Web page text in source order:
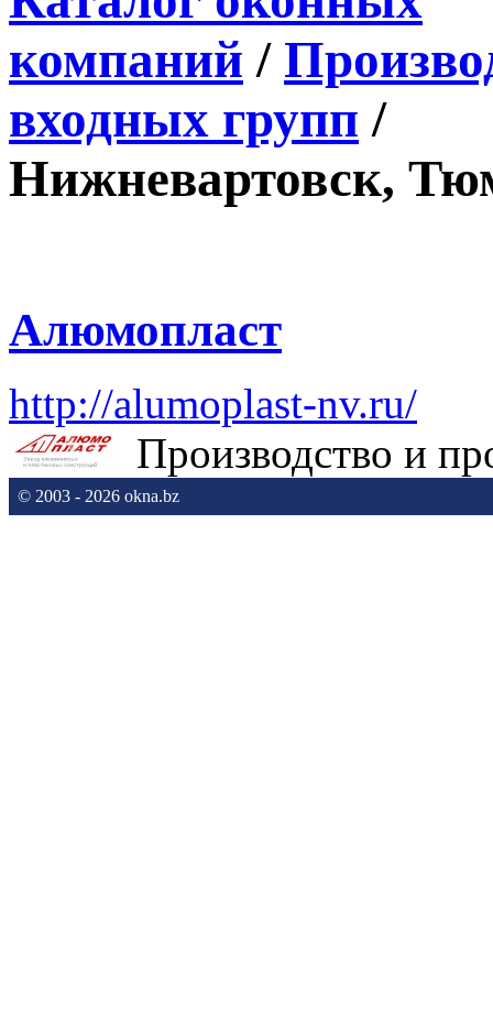
компаний /
входных групп /
Нижневартовск,
Алюмопласт
http://alumoplast-nv.ru/
Производство и
© 2003 - 2026 okna.bz